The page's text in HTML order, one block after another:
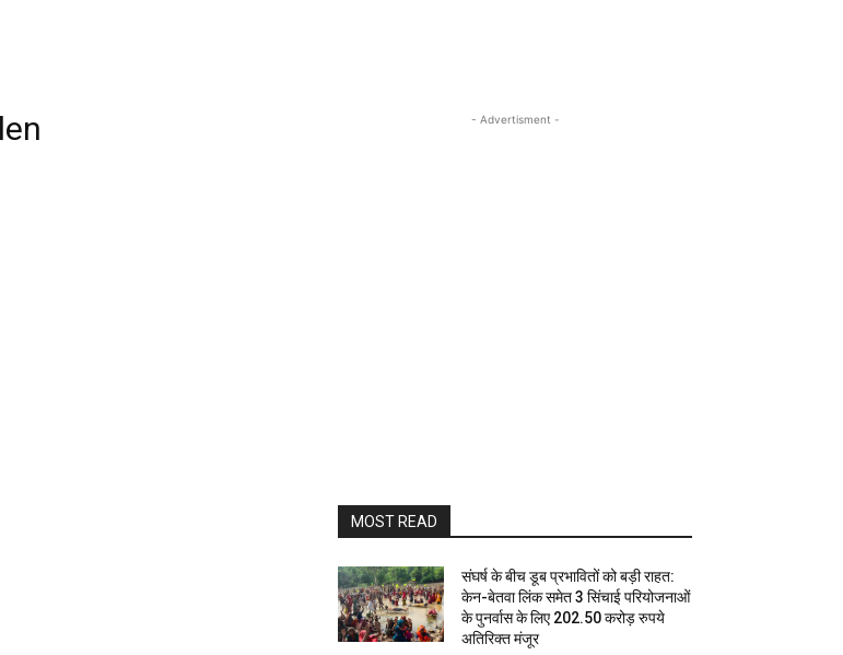
- Advertisment -
MOST READ
संघर्ष के बीच डूब प्रभावितों को बड़ी राहत:
केन-बेतवा लिंक समेत 3 सिंचाई परियोजनाओं
के पुनर्वास के लिए 202.50 करोड़ रुपये
अतिरिक्त मंजूर